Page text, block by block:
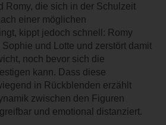
Romy, die sich in der Schulzeit
einer möglichen
kippt jedoch schnell: Romy
und Lotte und zerstört damit
noch bevor sich die
kann. Dass diese
in Rückblenden erzählt
zwischen den Figuren
und emotional distanziert.